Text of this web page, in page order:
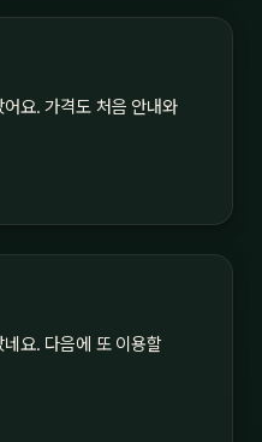
요. 가격도 처음 안내와
요. 다음에 또 이용할